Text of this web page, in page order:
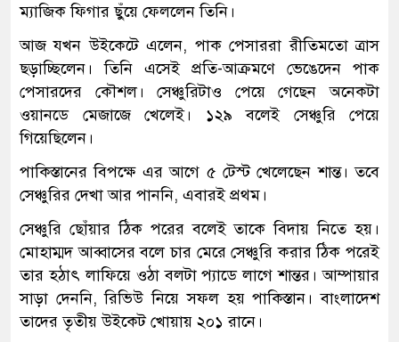
ম্যাজিক ফিগার ছুঁয়ে ফেললেন তিনি।
আজ যখন উইকেটে এলেন, পাক পেসাররা রীতিমতো ত্রাস
ছড়াচ্ছিলেন। তিনি এসেই প্রতি-আক্রমণে ভেঙেদেন পাক
পেসারদের কৌশল। সেঞ্চুরিটাও পেয়ে গেছেন অনেকটা
ওয়ানডে মেজাজে খেলেই। ১২৯ বলেই সেঞ্চুরি পেয়ে
গিয়েছিলেন।
পাকিস্তানের বিপক্ষে এর আগে ৫ টেস্ট খেলেছেন শান্ত। তবে
সেঞ্চুরির দেখা আর পাননি, এবারই প্রথম।
সেঞ্চুরি ছোঁয়ার ঠিক পরের বলেই তাকে বিদায় নিতে হয়।
মোহাম্মদ আব্বাসের বলে চার মেরে সেঞ্চুরি করার ঠিক পরেই
তার হঠাৎ লাফিয়ে ওঠা বলটা প্যাডে লাগে শান্তর। আম্পায়ার
সাড়া দেননি, রিভিউ নিয়ে সফল হয় পাকিস্তান। বাংলাদেশ
তাদের তৃতীয় উইকেট খোয়ায় ২০১ রানে।